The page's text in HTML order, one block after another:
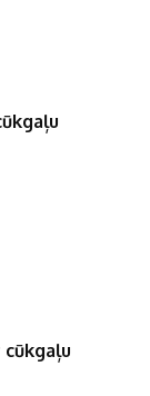
cūkgaļu